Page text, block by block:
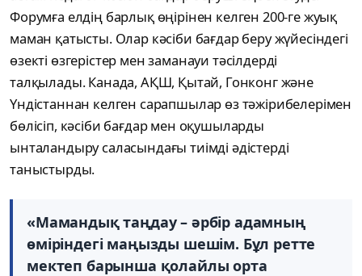
Форумға елдің барлық өңірінен келген 200-ге жуық
маман қатысты. Олар кәсіби бағдар беру жүйесіндегі
өзекті өзгерістер мен заманауи тәсілдерді
талқылады. Канада, АҚШ, Қытай, Гонконг және
Үндістаннан келген сарапшылар өз тәжірибелерімен
бөлісіп, кәсіби бағдар мен оқушыларды
ынталандыру саласындағы тиімді әдістерді
таныстырды.
«Мамандық таңдау – әрбір адамның
өміріндегі маңызды шешім. Бұл ретте
мектеп барынша қолайлы орта